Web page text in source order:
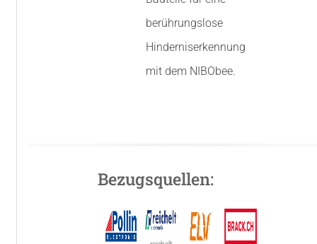
berührungslose
Hinderniserkennung
mit dem NIBObee.
Bezugsquellen: